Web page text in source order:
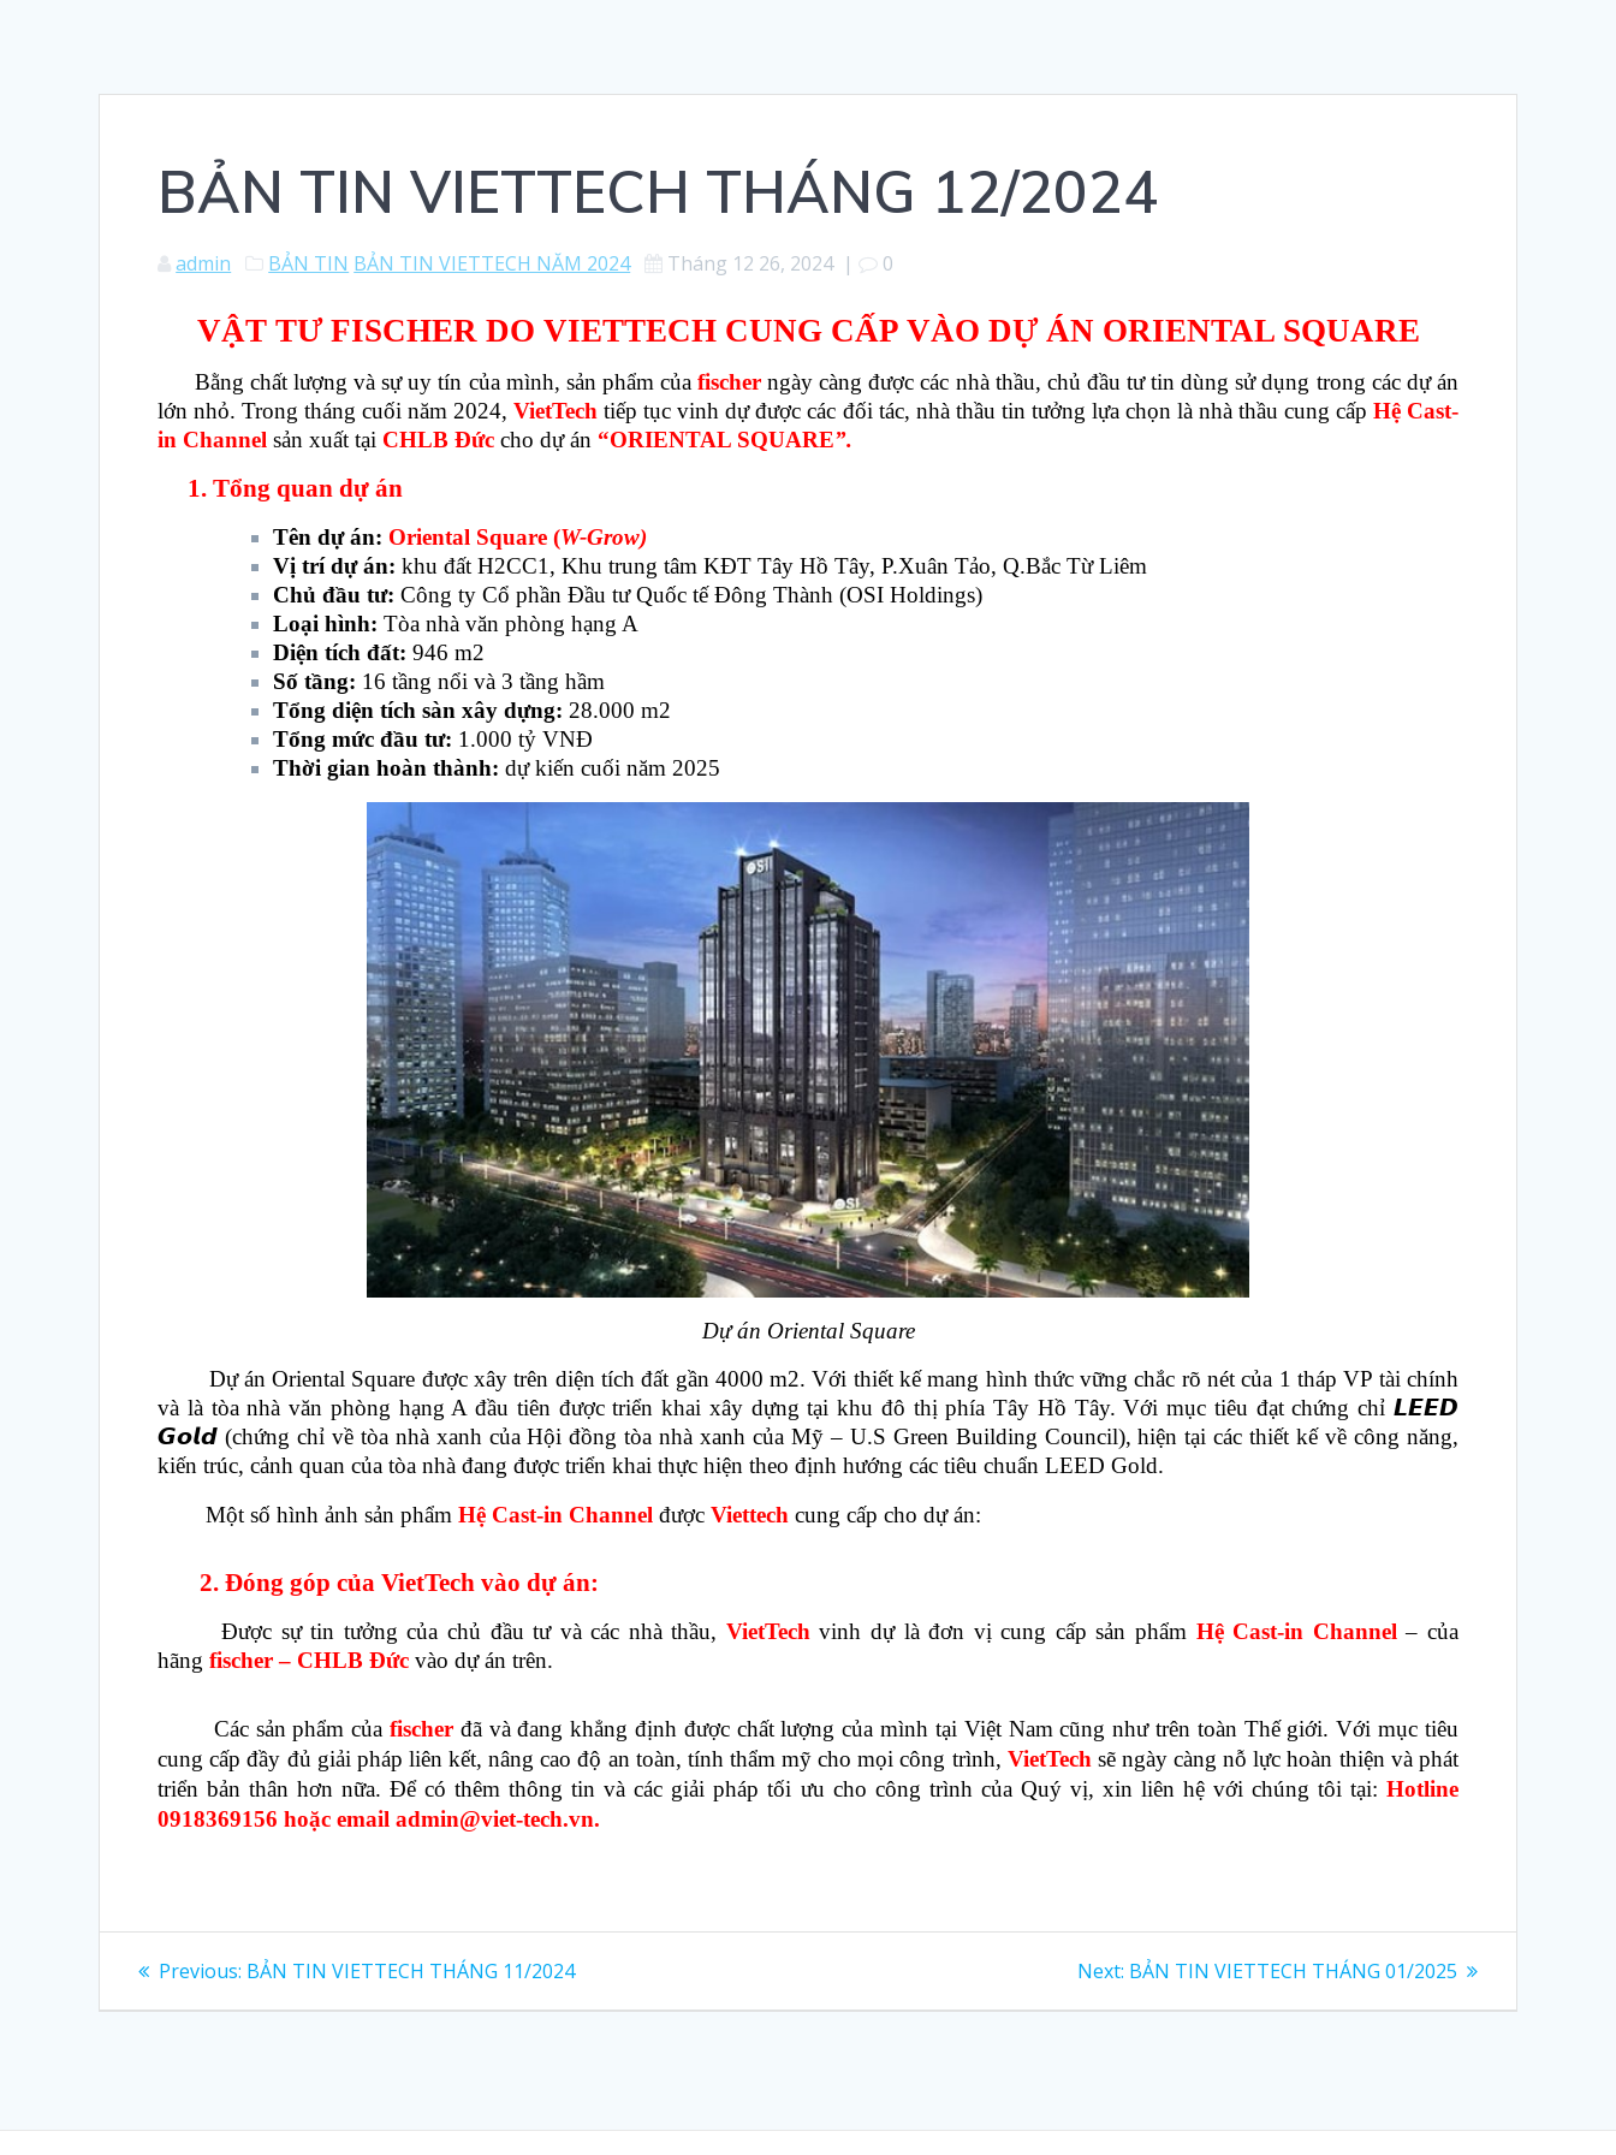
BẢN TIN VIETTECH THÁNG 12/2024
admin BẢN TIN BẢN TIN VIETTECH NĂM 2024 Tháng 12 26, 2024| 0
VẬT TƯ FISCHER DO VIETTECH CUNG CẤP VÀO DỰ ÁN ORIENTAL SQUARE
Bằng chất lượng và sự uy tín của mình, sản phẩm củafischer ngày càng được các nhà thầu, chủ đầu tư tin dùng sử dụng trong các dự án
lớn nhỏ. Trong tháng cuối năm 2024,VietTech tiếp tục vinh dự được các đối tác, nhà thầu tin tưởng lựa chọn là nhà thầu cung cấp Hệ Cast-
in Channel sản xuất tại CHLB Đức cho dự án “ORIENTAL SQUARE”.
1. Tổng quan dự án
Tên dự án: Oriental Square (W-Grow)
Vị trí dự án: khu đất H2CC1, Khu trung tâm KĐT Tây Hồ Tây, P.Xuân Tảo, Q.Bắc Từ Liêm
Chủ đầu tư: Công ty Cổ phần Đầu tư Quốc tế Đông Thành (OSI Holdings)
Loại hình: Tòa nhà văn phòng hạng A
Diện tích đất:946 m2
Số tầng: 16 tầng nổi và 3 tầng hầm
Tổng diện tích sàn xây dựng: 28.000 m2
Tổng mức đầu tư: 1.000 tỷ VNĐ
Thời gian hoàn thành: dự kiến cuối năm 2025
Dự án Oriental Square
Dự án Oriental Square được xây trên diện tích đất gần 4000 m2. Với thiết kế mang hình thức vững chắc rõ nét của 1 tháp VP tài chính
và là tòa nhà văn phòng hạng A đầu tiên được triển khai xây dựng tại khu đô thị phía Tây Hồ Tây. Với mục tiêu đạt chứng chỉ 𝙇𝙀𝙀𝘿
𝙂𝙤𝙡𝙙 (chứng chỉ về tòa nhà xanh của Hội đồng tòa nhà xanh của Mỹ – U.S Green Building Council), hiện tại các thiết kế về công năng,
kiến trúc, cảnh quan của tòa nhà đang được triển khai thực hiện theo định hướng các tiêu chuẩn LEED Gold.
Một số hình ảnh sản phẩmHệ Cast-in Channel được Viettechcung cấp cho dự án:
2. Đóng góp của VietTech vào dự án:
Được sự tin tưởng của chủ đầu tư và các nhà thầu, VietTechvinh dự là đơn vị cung cấp sản phẩm Hệ Cast-in Channel– của
hãngfischer – CHLB Đức vào dự án trên.
Các sản phẩm của fischerđã và đang khẳng định được chất lượng của mình tại Việt Nam cũng như trên toàn Thế giới. Với mục tiêu
cung cấp đầy đủ giải pháp liên kết, nâng cao độ an toàn, tính thẩm mỹ cho mọi công trình, VietTech sẽ ngày càng nỗ lực hoàn thiện và phát
triển bản thân hơn nữa. Để có thêm thông tin và các giải pháp tối ưu cho công trình của Quý vị, xin liên hệ với chúng tôi tại: Hotline
0918369156 hoặc email admin@viet-tech.vn.
Điều
hướng
Previous: Previous
BẢN TIN VIETTECH THÁNG 11/2024 Next: Next
BẢN TIN VIETTECH THÁNG 01/2025